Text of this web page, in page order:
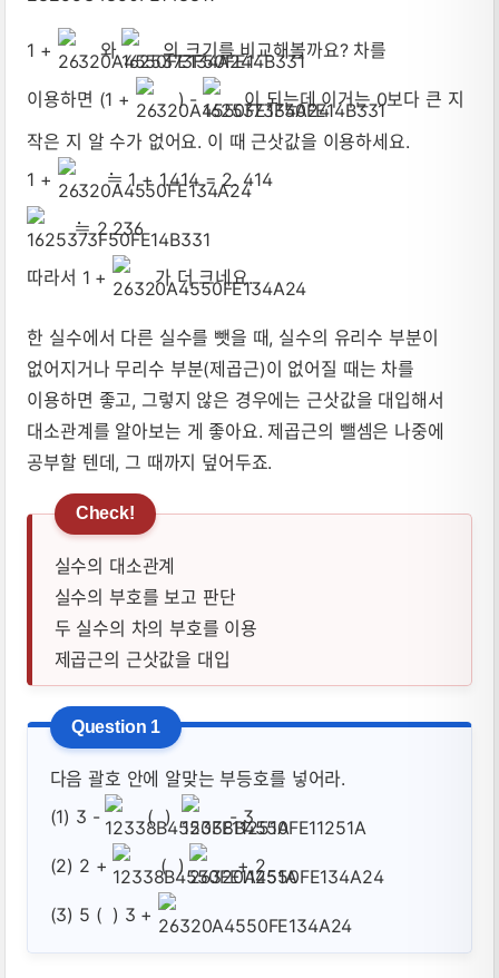
1 + 와 의 크기를 비교해볼까요? 차를
이용하면 (1 + ) -
이 되는데 이거는 0보다 큰 지
작은 지 알 수가 없어요. 이 때 근삿값을 이용하세요.
1 +
≒ 1 + 1.414 = 2. 414
≒ 2.236
따라서 1 + 가 더 크네요.
한 실수에서 다른 실수를 뺏을 때, 실수의 유리수 부분이
없어지거나 무리수 부분(제곱근)이 없어질 때는 차를
이용하면 좋고, 그렇지 않은 경우에는 근삿값을 대입해서
대소관계를 알아보는 게 좋아요. 제곱근의 뺄셈은 나중에
공부할 텐데, 그 때까지 덮어두죠.
실수의 대소관계
실수의 부호를 보고 판단
두 실수의 차의 부호를 이용
제곱근의 근삿값을 대입
다음 괄호 안에 알맞는 부등호를 넣어라.
(1) 3 -
( ) - 3
(2) 2 + ( ) + 2
(3) 5 ( ) 3 +